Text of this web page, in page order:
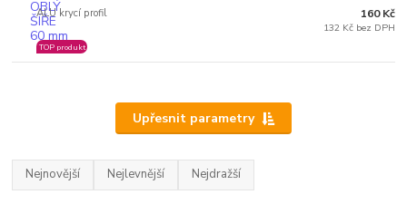
ALU krycí profil
TOP produkt
160 Kč
132 Kč bez DPH
Upřesnit parametry
Nejnovější Nejlevnější Nejdražší